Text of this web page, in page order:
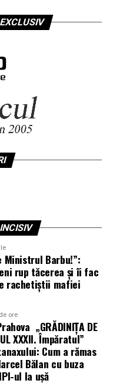
Ministrul Barbu!”:
rup tăcerea și îi fac
rachetiștii mafiei
ore
„GRĂDINIȚA DE
XXXII. Împăratul”
Cum a rămas
Bălan cu buza
ul la ușă